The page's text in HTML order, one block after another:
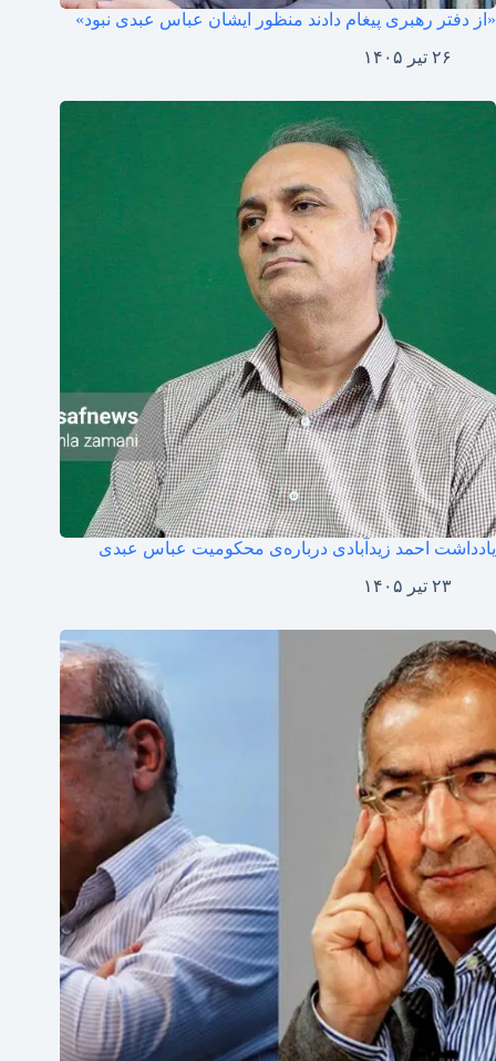
«از دفتر رهبری پیغام دادند منظور ایشان عباس عبدی نبود»
۲۶ تیر ۱۴۰۵
یادداشت احمد زیدآبادی درباره‌ی محکومیت عباس عبدی
۲۳ تیر ۱۴۰۵